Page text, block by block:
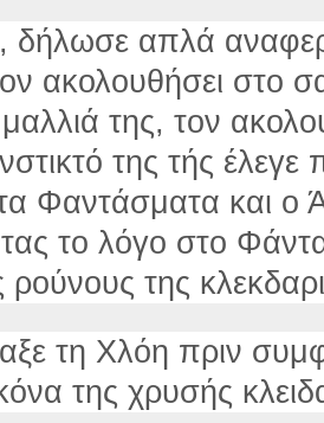
απλά
ακολουθήσει στο
της, τον
της τής
Φαντάσματα και ο
το λόγο στο
ρούνους της
τη Χλόη πριν
της χρυσής